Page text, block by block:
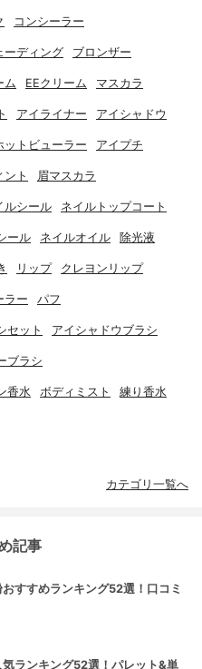
コンシーラー
ーディング ブロンザー
ム EEクリーム マスカラ
アイライナー アイシャドウ
ットビューラー アイプチ
ント 眉マスカラ
ルシール ネイルトップコート
ール ネイルオイル 除光液
リップ クレヨンリップ
ラー パフ
セット アイシャドウブラシ
ブラシ
香水 ボディミスト 練り香水
カテゴリ一覧へ
記事
すすめランキング52選！口コミ
ランキング52選！パレット&単